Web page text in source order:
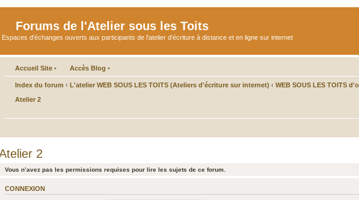
Forums de l'Atelier sous les Toits
Espaces d'échanges ouverts aux participants de l'atelier d'écriture à distance et en ligne sur internet
Accueil Site • Accès Blog •
Index du forum ‹ L'atelier WEB SOUS LES TOITS (Ateliers d'écriture sur internet) ‹ WEB SOUS LES TOITS
Atelier 2
2
Vous n’avez pas les permissions requises pour lire les sujets de ce forum.
CONNEXION